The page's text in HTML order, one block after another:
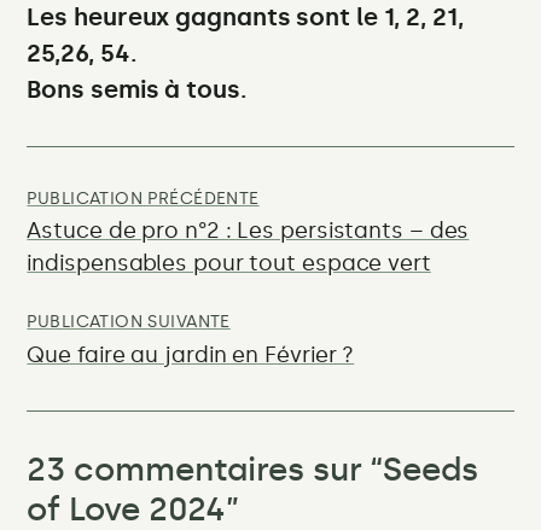
Les heureux gagnants sont le 1, 2, 21,
25,26, 54.
Bons semis à tous.
de
l’article
PUBLICATION PRÉCÉDENTE
Astuce de pro n°2 : Les persistants – des
indispensables pour tout espace vert
PUBLICATION SUIVANTE:
Que faire au jardin en Février ?
23 commentaires sur “Seeds
of Love 2024”